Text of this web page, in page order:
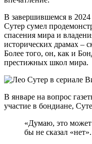
В завершившемся в 2024
Сутер сумел
спасения мира и
исторических драмах –
Более того, он, как и
престижных школ мира.
В январе на вопрос
участие в бондиане,
«Думаю, это может
бы не сказал